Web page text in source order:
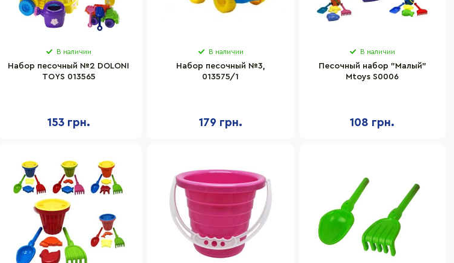
В наличии
Набор песочный №2 DOLONI
TOYS 013565
153 грн.
В наличии
Набор песочный №3,
013575/1
179 грн.
В наличии
Песочный набор "Малый"
Mtoys S0006
108 грн.